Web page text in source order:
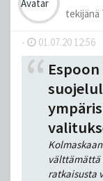
tekijänä
- 01.07.20 12:56
välttämättä
ratkaisusta